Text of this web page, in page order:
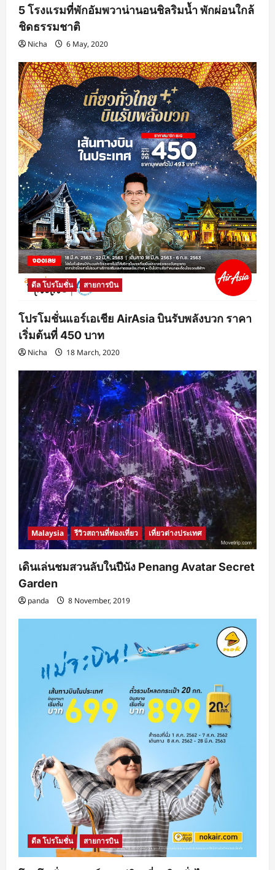
5 โรงแรมที่พักอัมพวาน่านอนชิลริมน้ำ พักผ่อนใกล้
ชิดธรรมชาติ
Nicha 6 May, 2020
ดีล โปรโมชั่น สายการบิน
โปรโมชั่นแอร์เอเชีย AirAsia บินรับพลังบวก ราคา
เริ่มต้นที่ 450 บาท
Nicha 18 March, 2020
Malaysia รีวิวสถานที่ท่องเที่ยว เที่ยวต่างประเทศ
เดินเล่นชมสวนลับในปีนัง Penang Avatar Secret
Garden
panda 8 November, 2019
ดีล โปรโมชั่น สายการบิน